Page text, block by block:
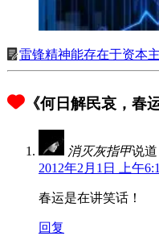
《何日解民哀，春
消灭灰指甲说道
2012年2月1日 上午
春运是在讲笑话！
回复
雷锋精神能存在于资本